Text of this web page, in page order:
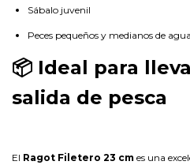
Sábalo juvenil
Peces pequeños y medianos de
📦 Ideal para
salida de pesca
El Ragot Filetero 23 cm es una